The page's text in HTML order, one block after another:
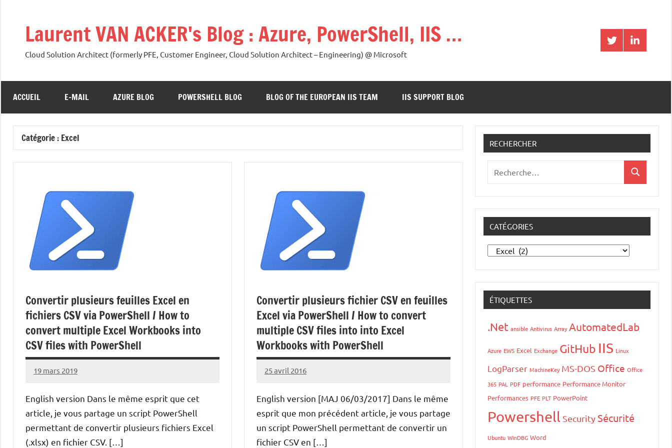
Laurent VAN ACKER's Blog : Azure, PowerShell, IIS …
Cloud Solution Architect (formerly PFE, Customer Engineer, Cloud Solution Architect – Engineering) @ Microsoft
TwitterLinkedIn
ACCUEIL E-MAIL AZURE BLOG POWERSHELL BLOG BLOG OF THE EUROPEAN IIS TEAM IIS SUPPORT BLOG
Catégorie : Excel
Convertir plusieurs feuilles Excel en
fichiers CSV via PowerShell / How to
convert multiple Excel Workbooks into
CSV files with PowerShell
19 mars 2019
Laurent
ACKER
English version Dans le même esprit que cet
article, je vous partage un script PowerShell
permettant de convertir plusieurs fichiers Excel
(.xlsx) en fichier CSV. […]
Convertir plusieurs fichier CSV en feuilles
Excel via PowerShell / How to convert
multiple CSV files into into Excel
Workbooks with PowerShell
25 avril 2016
Laurent
ACKER
English version [MAJ 06/03/2017] Dans le même
esprit que mon précédent article, je vous partage
un script PowerShell permettant de convertir un
fichier CSV en […]
RECHERCHER
:
Recherche
CATÉGORIES
Catégories
ÉTIQUETTES
.Net ansible Antivirus Array AutomatedLab
Azure EWS Excel Exchange GitHub IIS Linux
LogParser MachineKey MS-DOS Office Office
365 PAL PDF performance Performance Monitor
Performances PFE PLT PowerPoint
Powershell Security Sécurité
Ubuntu WinDBG Word